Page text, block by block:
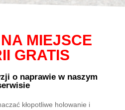
MIEJSCE
GRATIS
o naprawie w naszym
kłopotliwe holowanie i